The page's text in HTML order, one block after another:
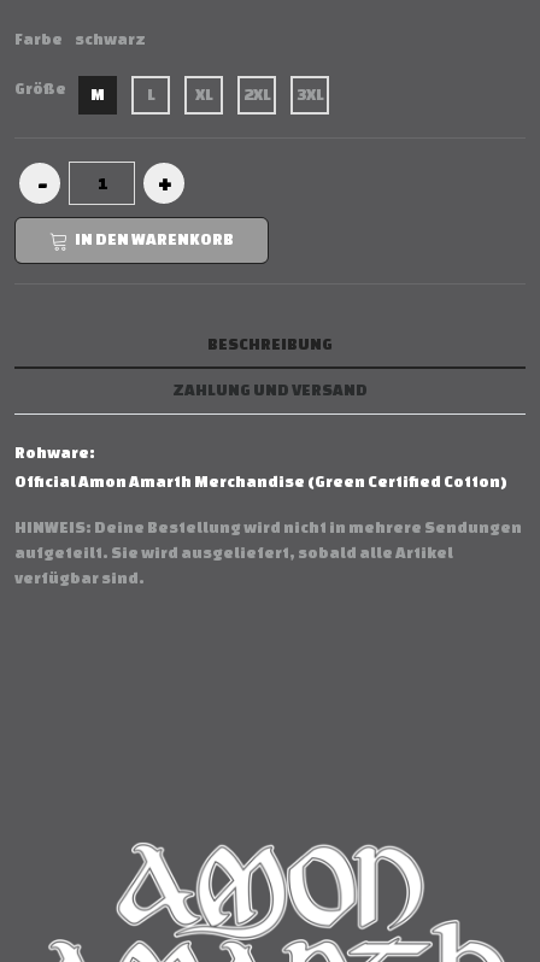
Farbe schwarz
Größe M L XL 2XL 3XL
IN DEN WARENKORB
BESCHREIBUNG
ZAHLUNG UND VERSAND
Rohware:
Official Amon Amarth Merchandise (Green Certified Cotton)
HINWEIS: Deine Bestellung wird nicht in mehrere Sendungen
aufgeteilt. Sie wird ausgeliefert, sobald alle Artikel
verfügbar sind.